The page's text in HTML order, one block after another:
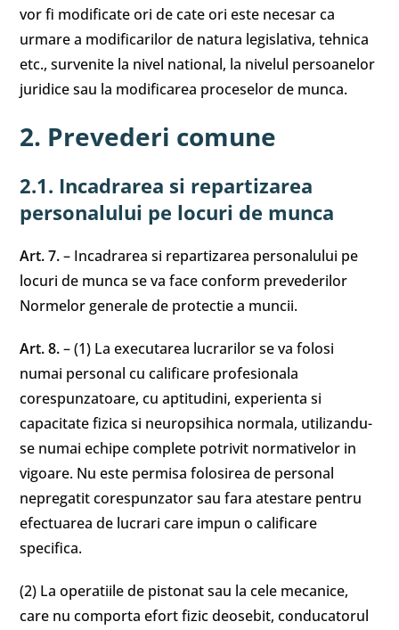
vor fi modificate ori de cate ori este necesar ca
urmare a modificarilor de natura legislativa, tehnica
etc., survenite la nivel national, la nivelul persoanelor
juridice sau la modificarea proceselor de munca.
2. Prevederi comune
2.1. Incadrarea si repartizarea
personalului pe locuri de munca
Art. 7.– Incadrarea si repartizarea personalului pe
locuri de munca se va face conform prevederilor
Normelor generale de protectie a muncii.
Art. 8.– (1) La executarea lucrarilor se va folosi
numai personal cu calificare profesionala
corespunzatoare, cu aptitudini, experienta si
capacitate fizica si neuropsihica normala, utilizandu-
se numai echipe complete potrivit normativelor in
vigoare. Nu este permisa folosirea de personal
nepregatit corespunzator sau fara atestare pentru
efectuarea de lucrari care impun o calificare
specifica.
(2) La operatiile de pistonat sau la cele mecanice,
care nu comporta efort fizic deosebit, conducatorul